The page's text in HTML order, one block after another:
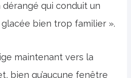
qui conduit un
bien trop familier ».
maintenant vers la
bien qu’aucune fenêtre